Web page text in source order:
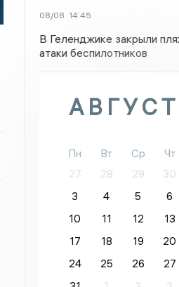
08/08 14:45
В Геленджике закрыли
атаки беспилотников
АВГУСТ
Пн Вт Ср Чт
27
28 29 30
3
4 5 6
10
11 12 13
17
18 19 20
24
25 26 27